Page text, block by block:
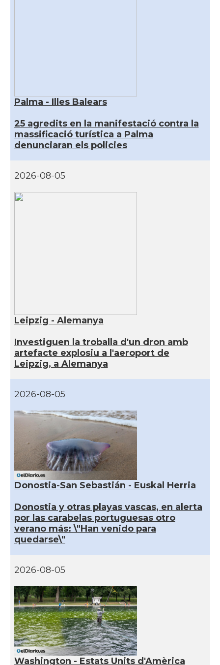
Palma - Illes Balears
25 agredits en la manifestació contra la
massificació turística a Palma
denunciaran els policies
2026-08-05
Leipzig - Alemanya
Investiguen la troballa d'un dron amb
artefacte explosiu a l'aeroport de
Leipzig, a Alemanya
2026-08-05
Donostia-San Sebastián - Euskal Herria
Donostia y otras playas vascas, en alerta
por las carabelas portuguesas otro
verano más: \"Han venido para
quedarse\"
2026-08-05
Washington - Estats Units d'Amèrica